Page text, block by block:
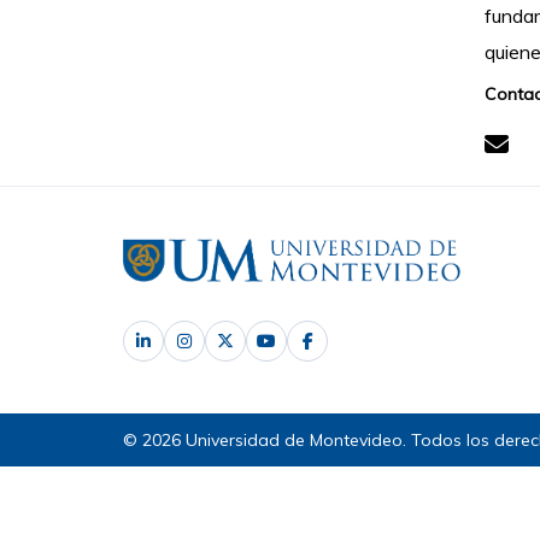
© 2026 Universidad de Montevideo. Todos los